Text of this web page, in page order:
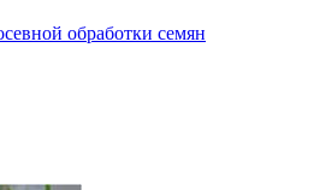
обработки семян